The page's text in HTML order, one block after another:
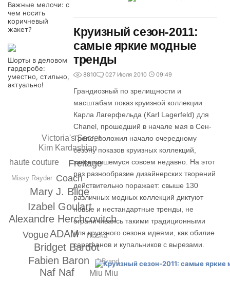
Важные мелочи: с
чем носить
коричневый
жакет?
Шорты в деловом
гардеробе:
уместно, стильно,
актуально!
ADAM
Alexandre Herchcovitch
Bridget Bardot
Izabel Goulart
Fabien Baron
Mary J. Blige
Naf Naf
Coach
Freitage
Vogue
Kim Kardashian
haute couture
Victoria's Secret
Miu Miu
Missy Rayder
Hlaska
J Brand
Круизный сезон-2011:
самые яркие модные
тренды
8810 027 Июля 2010 09:49
Грандиозный по зрелищности и
масштабам показ круизной коллекции
Карла Лагерфельда (Karl Lagerfeld) для
Chanel, прошедший в начале мая в Сен-
Тропе, положил начало очередному
сезону показов круизных коллекций,
закончившемуся совсем недавно. На этот
раз разнообразие дизайнерских творений
действительно поражает: свыше 130
различных модных коллекций диктуют
новые и нестандартные тренды, не
ограничиваясь такими традиционными
для круизного сезона идеями, как обилие
сарафанов и купальников с вырезами.